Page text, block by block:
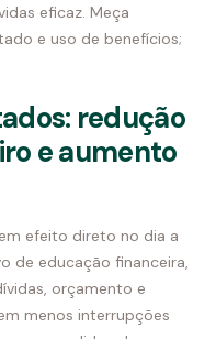
eficaz. Meça
e uso de benefícios;
redução
e aumento
efeito direto no dia a
de educação financeira,
orçamento e
menos interrupções